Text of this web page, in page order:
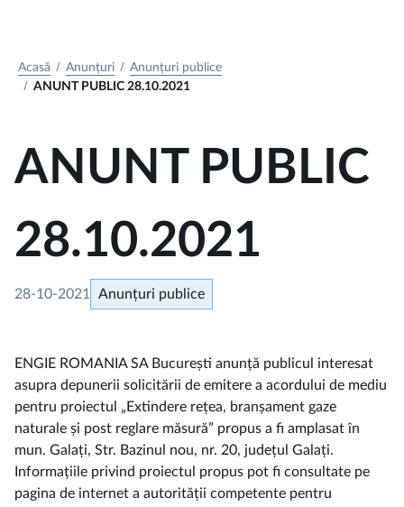
Acasă Anunțuri
Anunțuri publice
ANUNT PUBLIC 28.10.2021
ANUNT PUBLIC
28.10.2021
28-10-2021 Anunțuri publice
ENGIE ROMANIA SA București anunță publicul interesat
asupra depunerii solicitării de emitere a acordului de mediu
pentru proiectul „Extindere rețea, branșament gaze
naturale și post reglare măsură” propus a fi amplasat în
mun. Galați, Str. Bazinul nou, nr. 20, județul Galați.
Informațiile privind proiectul propus pot fi consultate pe
pagina de internet a autorității competente pentru